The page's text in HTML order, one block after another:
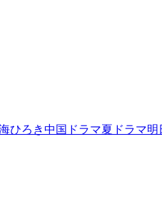
ひろき中国ドラマ夏ドラマ明